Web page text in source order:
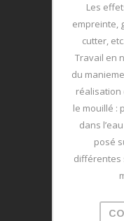
Les
empreinte,
cutter,
Travail en
du
réalisation
le mouillé :
dans
posé
différentes